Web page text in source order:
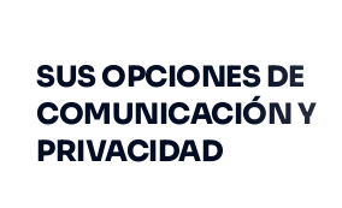
SUS OPCIONES DE
COMUNICACIÓN Y
PRIVACIDAD